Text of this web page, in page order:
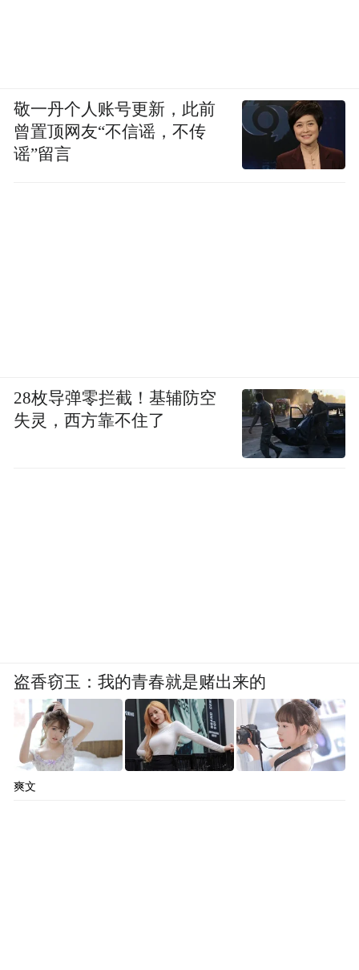
敬一丹个人账号更新，此前
曾置顶网友“不信谣，不传
谣”留言
28枚导弹零拦截！基辅防空
失灵，西方靠不住了
盗香窃玉：我的青春就是赌出来的
爽文